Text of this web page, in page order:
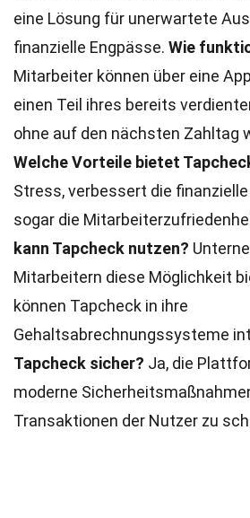
eine Lösung für unerwartete
finanzielle Engpässe. Wie
Mitarbeiter können über eine
einen Teil ihres bereits
ohne auf den nächsten Zahltag
Welche Vorteile bietet
Stress, verbessert die
sogar die
kann Tapcheck nutzen?
Mitarbeitern diese Möglichkeit
können Tapcheck in ihre
Gehaltsabrechnungssysteme
Tapcheck sicher? Ja, die
moderne
Transaktionen der Nutzer zu